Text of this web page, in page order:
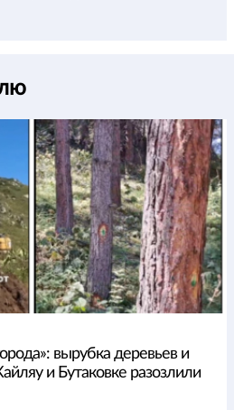
вырубка деревьев и
и Бутаковке разозлили